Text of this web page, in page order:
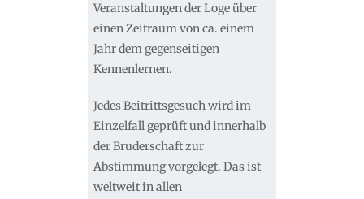
Veranstaltungen der Loge über
einen Zeitraum von ca. einem
Jahr dem gegenseitigen
Kennenlernen.
Jedes Beitrittsgesuch wird im
Einzelfall geprüft und innerhalb
der Bruderschaft zur
Abstimmung vorgelegt. Das ist
weltweit in allen